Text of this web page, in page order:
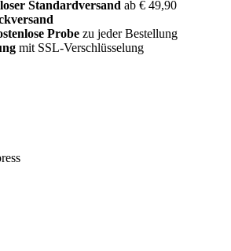
Standardversand ab € 49,90
Probe zu jeder Bestellung
mit SSL-Verschlüsselung